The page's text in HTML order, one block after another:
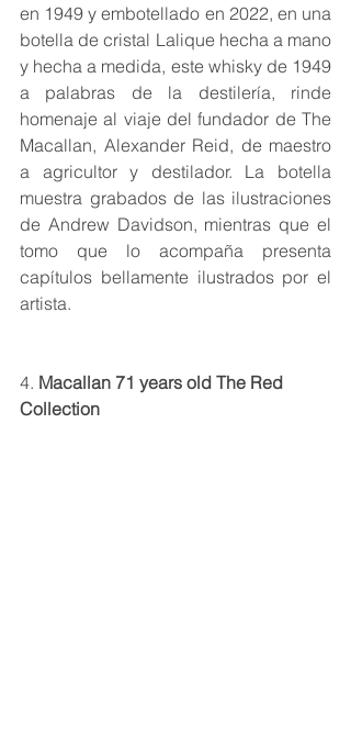
en 1949 y embotellado en 2022, en una
botella de cristal Lalique hecha a mano
y hecha a medida, este whisky de 1949
a palabras de la destilería, rinde
homenaje al viaje del fundador de The
Macallan, Alexander Reid, de maestro
a agricultor y destilador. La botella
muestra grabados de las ilustraciones
de Andrew Davidson, mientras que el
tomo que lo acompaña presenta
capítulos bellamente ilustrados por el
artista.
4. Macallan 71 years old The Red
Collection